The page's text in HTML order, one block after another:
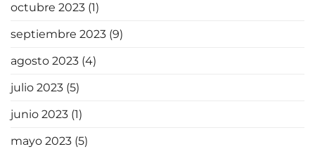
octubre 2023 (1)
septiembre 2023 (9)
agosto 2023 (4)
julio 2023 (5)
junio 2023 (1)
mayo 2023 (5)